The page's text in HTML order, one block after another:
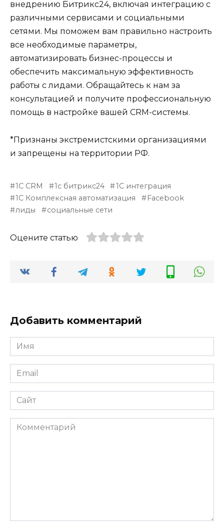
внедрению Битрикс24, включая интеграцию с
различными сервисами и социальными
сетями. Мы поможем вам правильно настроить
все необходимые параметры,
автоматизировать бизнес-процессы и
обеспечить максимальную эффективность
работы с лидами. Обращайтесь к нам за
консультацией и получите профессиональную
помощь в настройке вашей CRM-системы.
*Признаны экстремистскими организациями
и запрещены на территории РФ.
1С CRM 1с битрикс24
1С интеграция
1С Комплексная автоматизация
Facebook
лиды
социальные сети
Оцените статью
Добавить комментарий
Имя
*
Email
*
Сайт
Комментарий